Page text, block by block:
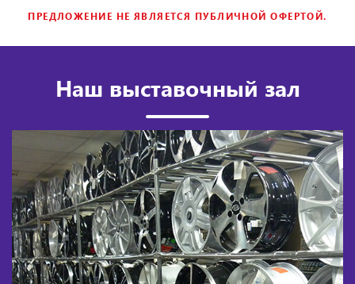
ПРЕДЛОЖЕНИЕ НЕ ЯВЛЯЕТСЯ ПУБЛИЧНОЙ ОФЕРТОЙ.
Наш выставочный зал